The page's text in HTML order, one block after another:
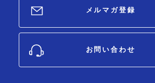
メルマガ登録
お問い合わせ